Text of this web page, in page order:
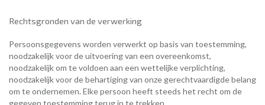
Rechtsgronden van de verwerking
Persoonsgegevens worden verwerkt op basis van toestemming,
noodzakelijk voor de uitvoering van een overeenkomst,
noodzakelijk om te voldoen aan een wettelijke verplichting,
noodzakelijk voor de behartiging van onze gerechtvaardigde belang
om te ondernemen. Elke persoon heeft steeds het recht om de
gegeven toestemming terug in te trekken.